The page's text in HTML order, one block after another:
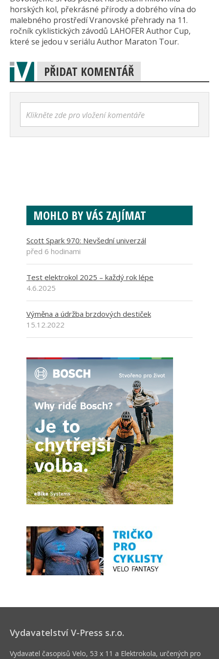
horských kol, překrásné přírody a dobrého vína do
malebného prostředí Vranovské přehrady na 11.
ročník cyklistických závodů LAHOFER Author Cup,
které se jedou v seriálu Author Maraton Tour.
PŘIDAT KOMENTÁŘ
Klikněte zde pro vložení komentáře
MOHLO BY VÁS ZAJÍMAT
Scott Spark 970: Nevšední univerzál
před 6 hodinami
Test elektrokol 2025 – každý rok lépe
4.6.2025
Výměna a údržba brzdových destiček
15.12.2022
Vydavatelství V-Press s.r.o.
Vydavatel časopisů Velo, 53 x 11 a Elektrokola, určených pro